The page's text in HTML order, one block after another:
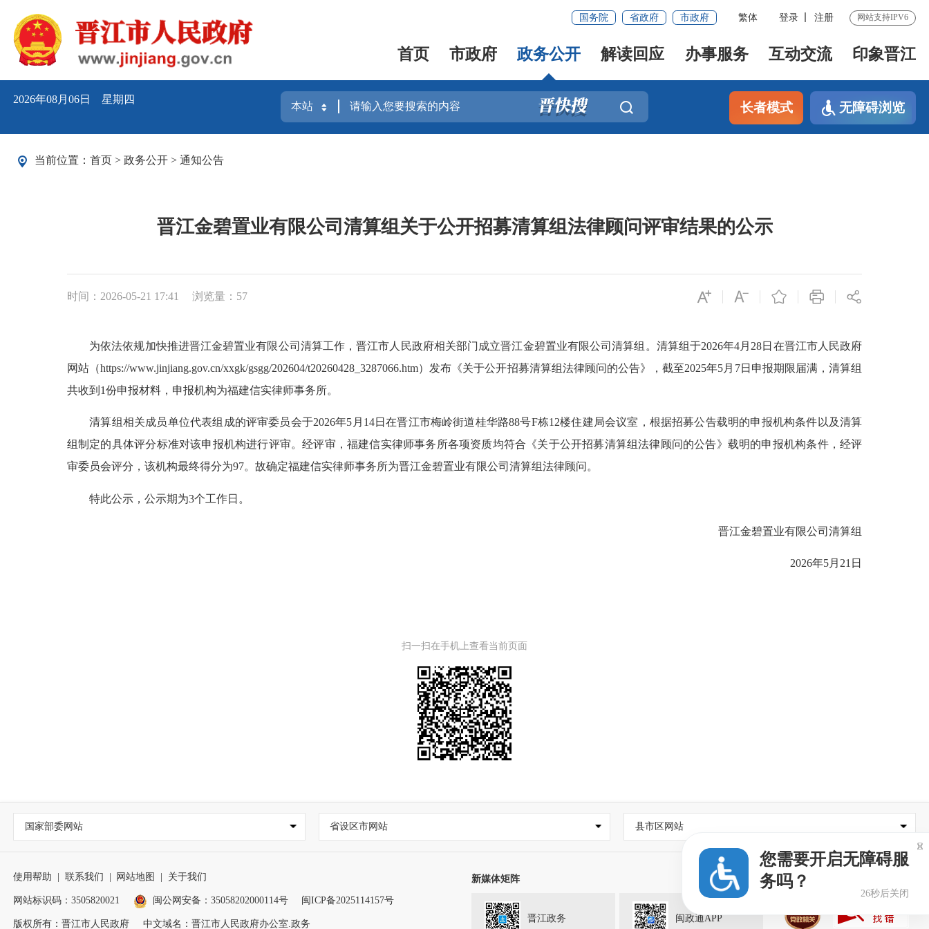
国务院 省政府 市政府 繁体 登录 注册 网站支持IPV6
首页 市政府 政务公开 解读回应 办事服务 互动交流 印象晋江
2026年08月06日 星期四
长者模式 无障碍浏览
当前位置： 首页 > 政务公开 > 通知公告
晋江金碧置业有限公司清算组关于公开招募清算组法律顾问评审结果的公示
时间：2026-05-21 17:41 浏览量： 57
为依法依规加快推进晋江金碧置业有限公司清算工作，晋江市人民政府相关部门成立晋江金碧置业有限公司清算组。清算组于2026年4月28日在晋江市人民政府
网站（https://www.jinjiang.gov.cn/xxgk/gsgg/202604/t20260428_3287066.htm）发布《关于公开招募清算组法律顾问的公告》，截至2025年5月7日申报期限届满，清算组
共收到1份申报材料，申报机构为福建信实律师事务所。
清算组相关成员单位代表组成的评审委员会于2026年5月14日在晋江市梅岭街道桂华路88号F栋12楼住建局会议室，根据招募公告载明的申报机构条件以及清算
组制定的具体评分标准对该申报机构进行评审。经评审，福建信实律师事务所各项资质均符合《关于公开招募清算组法律顾问的公告》载明的申报机构条件，经评
审委员会评分，该机构最终得分为97。故确定福建信实律师事务所为晋江金碧置业有限公司清算组法律顾问。
特此公示，公示期为3个工作日。
晋江金碧置业有限公司清算组
2026年5月21日
扫一扫在手机上查看当前页面
国家部委网站 省设区市网站 县市区网站
使用帮助 联系我们 网站地图 关于我们
网站标识码：3505820021 闽公网安备：35058202000114号 闽ICP备2025114157号
版权所有：晋江市人民政府 中文域名：晋江市人民政府办公室.政务
新媒体矩阵
晋江政务 闽政通APP
您需要开启无障碍服
务吗？
25秒后关闭
